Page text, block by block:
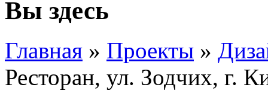
Вы здесь
Главная » Проекты »
Ресторан, ул. Зодчих, г.